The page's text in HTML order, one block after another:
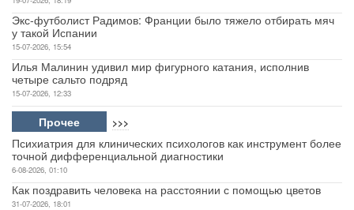
Экс-футболист Радимов: Франции было тяжело отбирать мяч
у такой Испании
15-07-2026, 15:54
Илья Малинин удивил мир фигурного катания, исполнив
четыре сальто подряд
15-07-2026, 12:33
Прочее >>>
Психиатрия для клинических психологов как инструмент более
точной дифференциальной диагностики
6-08-2026, 01:10
Как поздравить человека на расстоянии с помощью цветов
31-07-2026, 18:01